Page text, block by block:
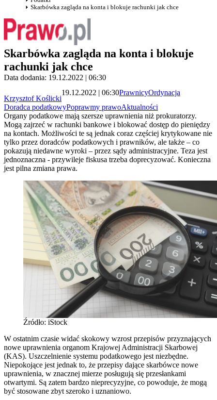
Skarbówka zagląda na konta i blokuje rachunki jak chce
Skarbówka zagląda na konta i blokuje
rachunki jak chce
Data dodania: 19.12.2022 | 06:30
Krzysztof Koślicki
19.12.2022 | 06:30PrawnicyOrdynacja
Doradca podatkowyPoprawmy prawoAktualności
Organy podatkowe mają szersze uprawnienia niż prokuratorzy.
Mogą zajrzeć w rachunki bankowe i blokować dostęp do pieniędzy
na kontach. Możliwości te są jednak coraz częściej krytykowane nie
tylko przez doradców podatkowych i prawników, ale także – co
pokazują niedawne wyroki – przez sądy administracyjne. Teza jest
jednoznaczna - przywileje fiskusa trzeba doprecyzować. Konieczna
jest pilna zmiana prawa.
Źródło: iStock
W ostatnim czasie widać skokowy wzrost przepisów przyznających
nowe uprawnienia organom Krajowej Administracji Skarbowej
(KAS). Uszczelnienie systemu podatkowego jest niezbędne.
Niepokojące jest jednak to, że przepisy dające skarbówce nowe
uprawnienia, w znacznej mierze posługują się przesłankami
otwartymi. Są zatem bardzo nieprecyzyjne, co powoduje, że mogą
być stosowane zbyt szeroko i uznaniowo.